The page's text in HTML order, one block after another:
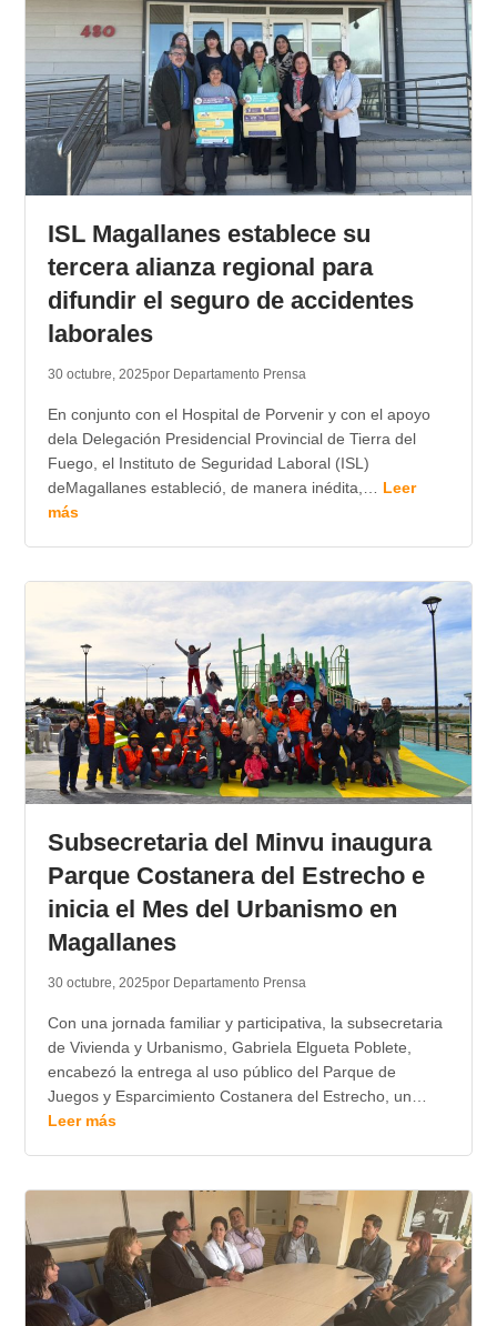
ISL Magallanes establece su
tercera alianza regional para
difundir el seguro de accidentes
laborales
30 octubre, 2025por Departamento Prensa
En conjunto con el Hospital de Porvenir y con el apoyo
dela Delegación Presidencial Provincial de Tierra del
Fuego, el Instituto de Seguridad Laboral (ISL)
deMagallanes estableció, de manera inédita,… Leer
más
Subsecretaria del Minvu inaugura
Parque Costanera del Estrecho e
inicia el Mes del Urbanismo en
Magallanes
30 octubre, 2025por Departamento Prensa
Con una jornada familiar y participativa, la subsecretaria
de Vivienda y Urbanismo, Gabriela Elgueta Poblete,
encabezó la entrega al uso público del Parque de
Juegos y Esparcimiento Costanera del Estrecho, un…
Leer más